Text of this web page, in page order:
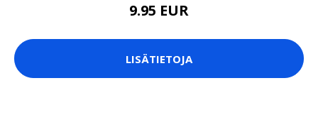
9.95 EUR
LISÄTIETOJA